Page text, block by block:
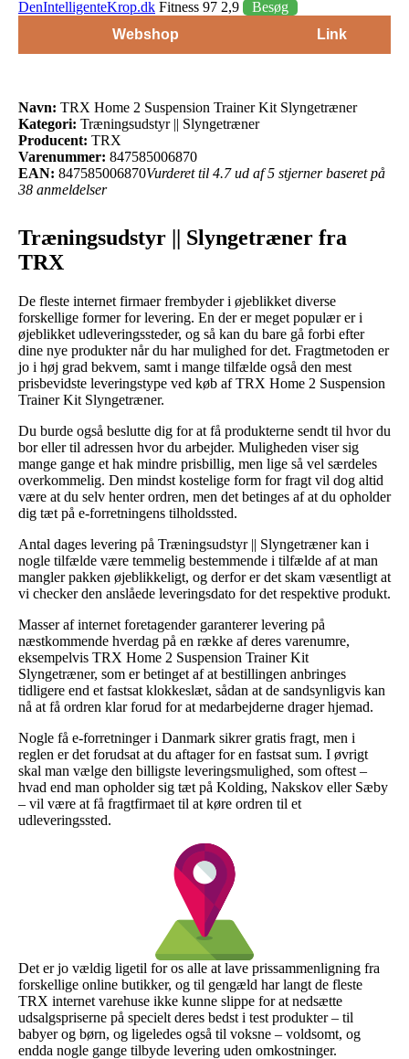
DenIntelligenteKrop.dk Fitness 97 2,9
Besøg
Webshop
Link
Navn: TRX Home 2 Suspension Trainer Kit Slyngetræner
Kategori: Træningsudstyr || Slyngetræner
Producent: TRX
Varenummer: 847585006870
EAN: 847585006870Vurderet til 4.7 ud af 5 stjerner baseret på
38 anmeldelser
Træningsudstyr || Slyngetræner fra
TRX
De fleste internet firmaer frembyder i øjeblikket diverse
forskellige former for levering. En der er meget populær er i
øjeblikket udleveringssteder, og så kan du bare gå forbi efter
dine nye produkter når du har mulighed for det. Fragtmetoden er
jo i høj grad bekvem, samt i mange tilfælde også den mest
prisbevidste leveringstype ved køb af TRX Home 2 Suspension
Trainer Kit Slyngetræner.
Du burde også beslutte dig for at få produkterne sendt til hvor du
bor eller til adressen hvor du arbejder. Muligheden viser sig
mange gange et hak mindre prisbillig, men lige så vel særdeles
overkommelig. Den mindst kostelige form for fragt vil dog altid
være at du selv henter ordren, men det betinges af at du opholder
dig tæt på e-forretningens tilholdssted.
Antal dages levering på Træningsudstyr || Slyngetræner kan i
nogle tilfælde være temmelig bestemmende i tilfælde af at man
mangler pakken øjeblikkeligt, og derfor er det skam væsentligt at
vi checker den anslåede leveringsdato for det respektive produkt.
Masser af internet foretagender garanterer levering på
næstkommende hverdag på en række af deres varenumre,
eksempelvis TRX Home 2 Suspension Trainer Kit
Slyngetræner, som er betinget af at bestillingen anbringes
tidligere end et fastsat klokkeslæt, sådan at de sandsynligvis kan
nå at få ordren klar forud for at medarbejderne drager hjemad.
Nogle få e-forretninger i Danmark sikrer gratis fragt, men i
reglen er det forudsat at du aftager for en fastsat sum. I øvrigt
skal man vælge den billigste leveringsmulighed, som oftest –
hvad end man opholder sig tæt på Kolding, Nakskov eller Sæby
– vil være at få fragtfirmaet til at køre ordren til et
udleveringssted.
Det er jo vældig ligetil for os alle at lave prissammenligning fra
forskellige online butikker, og til gengæld har langt de fleste
TRX internet varehuse ikke kunne slippe for at nedsætte
udsalgspriserne på specielt deres bedst i test produkter – til
babyer og børn, og ligeledes også til voksne – voldsomt, og
endda nogle gange tilbyde levering uden omkostninger.